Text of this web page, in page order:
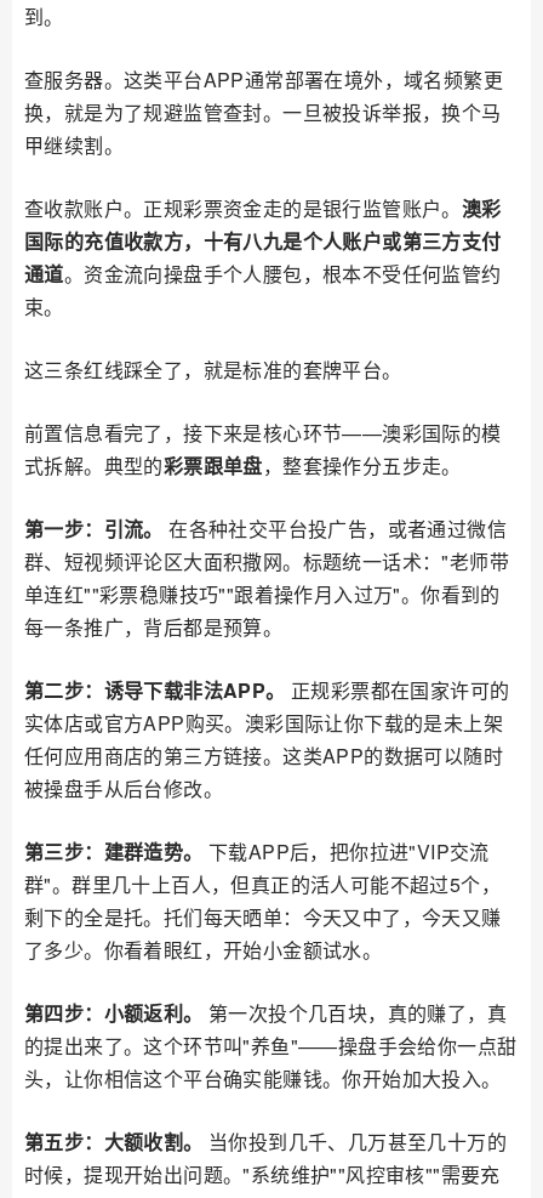
到。
查服务器。这类平台APP通常部署在境外，域名频繁更
换，就是为了规避监管查封。一旦被投诉举报，换个马
甲继续割。
查收款账户。正规彩票资金走的是银行监管账户。 澳彩
国际的充值收款方，十有八九是个人账户或第三方支付
通道。资金流向操盘手个人腰包，根本不受任何监管约
束。
这三条红线踩全了，就是标准的套牌平台。
前置信息看完了，接下来是核心环节——澳彩国际的模
式拆解。典型的彩票跟单盘，整套操作分五步走。
第一步：引流。
在各种社交平台投广告，或者通过微信
群、短视频评论区大面积撒网。标题统一话术："老师带
单连红""彩票稳赚技巧""跟着操作月入过万"。你看到的
每一条推广，背后都是预算。
第二步：诱导下载非法APP。
正规彩票都在国家许可的
实体店或官方APP购买。澳彩国际让你下载的是未上架
任何应用商店的第三方链接。这类APP的数据可以随时
被操盘手从后台修改。
第三步：建群造势。
下载APP后，把你拉进"VIP交流
群"。群里几十上百人，但真正的活人可能不超过5个，
剩下的全是托。托们每天晒单：今天又中了，今天又赚
了多少。你看着眼红，开始小金额试水。
第四步：小额返利。
第一次投个几百块，真的赚了，真
的提出来了。这个环节叫"养鱼"——操盘手会给你一点甜
头，让你相信这个平台确实能赚钱。你开始加大投入。
第五步：大额收割。
当你投到几千、几万甚至几十万的
时候，提现开始出问题。"系统维护""风控审核""需要充